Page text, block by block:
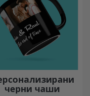
черни чаши